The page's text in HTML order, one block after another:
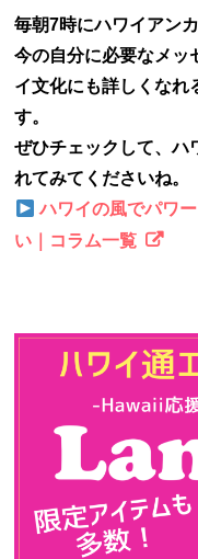
毎朝7時にハワイアン
今の自分に必要なメッ
イ文化にも詳しくなれ
す。
ぜひチェックして、ハ
れてみてくださいね。
ハワイの風でパワ
い｜コラム一覧